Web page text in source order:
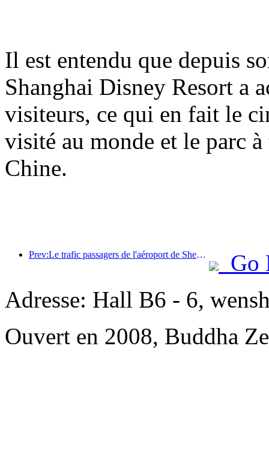
Il est entendu que depuis
Shanghai Disney Resort a
visiteurs, ce qui en fait le
visité au monde et le parc
Chine.
Prev:Le trafic passagers de l'aéroport de Shenzhen a dépassé les 3 millions cette année, établissant un nouveau record pour la même période.
Go
Adresse: Hall B6 - 6,
Ouvert en 2008, Buddha